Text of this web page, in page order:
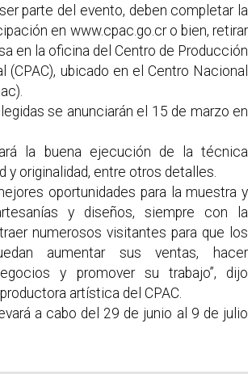
parte del evento, deben completar la
en www.cpac.go.cr o bien, retirar
en la oficina del Centro de Producción
(CPAC), ubicado en el Centro Nacional
se anunciarán el 15 de marzo en
la buena ejecución de la técnica
y originalidad, entre otros detalles.
oportunidades para la muestra y
y diseños, siempre con la
numerosos visitantes para que los
aumentar sus ventas, hacer
y promover su trabajo”, dijo
artística del CPAC.
a cabo del 29 de junio al 9 de julio